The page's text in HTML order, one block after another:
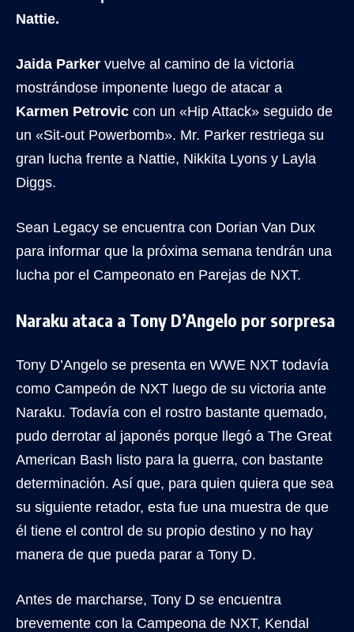
Nattie.
Jaida Parker vuelve al camino de la victoria
mostrándose imponente luego de atacar a
Karmen Petrovic con un «Hip Attack» seguido de
un «Sit-out Powerbomb». Mr. Parker restriega su
gran lucha frente a Nattie, Nikkita Lyons y Layla
Diggs.
Sean Legacy se encuentra con Dorian Van Dux
para informar que la próxima semana tendrán una
lucha por el Campeonato en Parejas de NXT.
Naraku ataca a Tony D’Angelo por sorpresa
Tony D’Angelo se presenta en WWE NXT todavía
como Campeón de NXT luego de su victoria ante
Naraku. Todavía con el rostro bastante quemado,
pudo derrotar al japonés porque llegó a The Great
American Bash listo para la guerra, con bastante
determinación. Así que, para quien quiera que sea
su siguiente retador, esta fue una muestra de que
él tiene el control de su propio destino y no hay
manera de que pueda parar a Tony D.
Antes de marcharse, Tony D se encuentra
brevemente con la Campeona de NXT, Kendal